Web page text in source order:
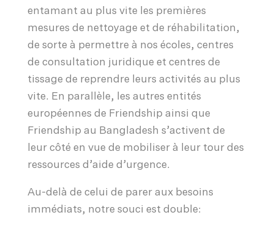
entamant au plus vite les premières
mesures de nettoyage et de réhabilitation,
de sorte à permettre à nos écoles, centres
de consultation juridique et centres de
tissage de reprendre leurs activités au plus
vite. En parallèle, les autres entités
européennes de Friendship ainsi que
Friendship au Bangladesh s’activent de
leur côté en vue de mobiliser à leur tour des
ressources d’aide d’urgence.
Au-delà de celui de parer aux besoins
immédiats, notre souci est double: